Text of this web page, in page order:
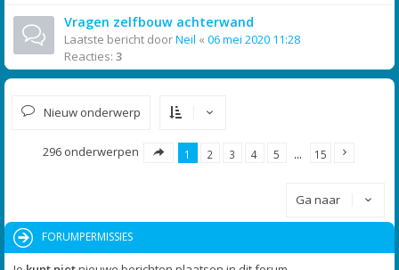
Vragen zelfbouw achterwand
Laatste bericht doorNeil « 06 mei 2020 11:28
Reacties: 3
Nieuw onderwerp
296 onderwerpen 1 2 3 4 5 … 15
Ga naar
FORUMPERMISSIES